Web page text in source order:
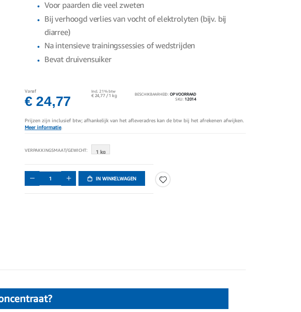
Voor paarden die veel zweten
Bij verhoogd verlies van vocht of elektrolyten (bijv. bij
diarree)
Na intensieve trainingssessies of wedstrijden
Bevat druivensuiker
Vanaf
€ 24,77
Incl. 21% btw
€ 24,77/ 1 kg BESCHIKBAARHEID: OP VOORRAAD
SKU 12014
Prijzen zijn inclusief btw; afhankelijk van het afleveradres kan de btw bij het afrekenen afwijken.
Meer informatie.
VERPAKKINGSMAAT/GEWICHT 1 kg
IN WINKELWAGEN